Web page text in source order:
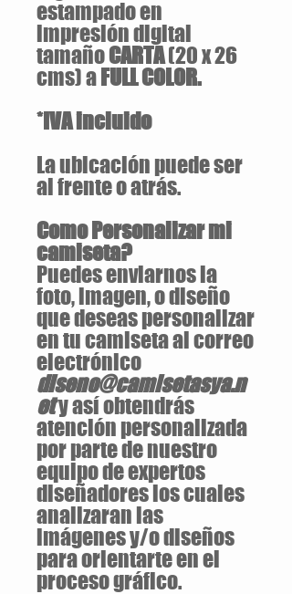
estampado en
impresión digital
tamañoCARTA(20 x 26
cms) a FULL COLOR.
*IVA incluido
La ubicación puede ser
al frente o atrás.
Como Personalizar mi
camiseta?
Puedes enviarnos la
foto, imagen, o diseño
que deseas personalizar
en tu camiseta al correo
electrónico
diseno@camisetasya.n
ety así obtendrás
atención personalizada
por parte de nuestro
equipo de expertos
diseñadores los cuales
analizaran las
imágenes y/o diseños
para orientarte en el
proceso gráfico.